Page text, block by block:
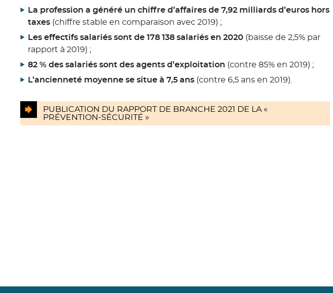
La profession a généré un chiffre d’affaires de 7,92 milliards d’euros hors
taxes (chiffre stable en comparaison avec 2019) ;
Les effectifs salariés sont de 178 138 salariés en 2020 (baisse de 2,5% par
rapport à 2019) ;
82 % des salariés sont des agents d’exploitation (contre 85% en 2019) ;
L’ancienneté moyenne se situe à 7,5 ans (contre 6,5 ans en 2019).
PUBLICATION DU RAPPORT DE BRANCHE 2021 DE LA «
PRÉVENTION-SÉCURITÉ »